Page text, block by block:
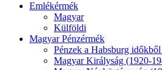
Emlékérmék
Magyar
Külföldi
Magyar Pénzérmék
Pénzek a Habsburg
Magyar Királyság (1920-